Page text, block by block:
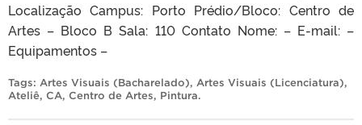
Localização Campus: Porto Prédio/Bloco: Centro de
Artes – Bloco B Sala: 110 Contato Nome: – E-mail: –
Equipamentos –
Tags: Artes Visuais (Bacharelado), Artes Visuais (Licenciatura),
Ateliê, CA, Centro de Artes, Pintura.